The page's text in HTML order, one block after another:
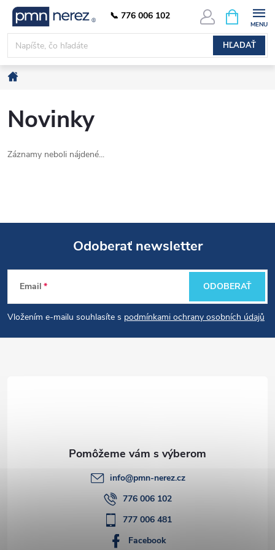
Prejsť
obsah
HĽADAŤ
KOŠÍK
Novinky
Záznamy neboli nájdené...
Z
á
p
Odoberať newsletter
Email
Vložením e-mailu souhlasíte s podmínkami ochrany osobních údajů
ODOBERAŤ
info@pmn-nerez.cz
776 006 102
777 006 481
Facebook
📞 776 006 102